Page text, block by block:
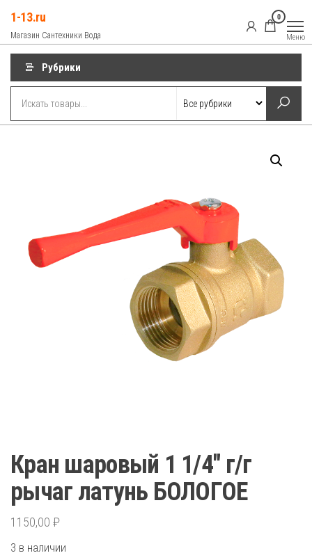
содержимому
1-13.ru
Магазин Сантехники Вода
0
Меню
Рубрики
Кран шаровый 1 1/4″ г/г
рычаг латунь БОЛОГОЕ
1150,00 ₽
3 в наличии